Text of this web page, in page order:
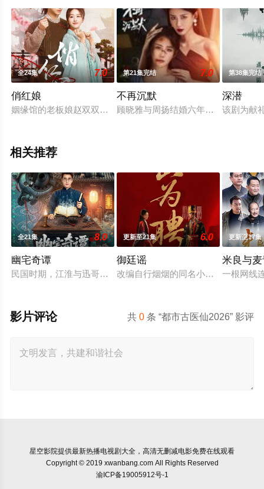
全24集 7.0
俏红娘
姻缘馆的老板娘赵双双有一双姻缘眼，能看到有缘人的红线，
第21集完结 7.0
不再沉默
顾晓雅与周扬结婚六年，为了照顾
第38集完结
深潜
该剧为献
相关推荐
全21集 8.0
幽宅奇谭
民国时期，江淮与迅哥组成说书班子，偶遇“白天人住屋，晚上
更新至21集 6.0
御廷谣
改编自行烟烟的同名小说。孟廷辉，
更新至17集
米良与
一根网线
共0 条 “都市古医仙2026” 影评
影片评论
星空影院提供最新热播电视剧大全，高清无删减电影免费在线观看
Copyright © 2019 xwanbang.com All Rights Reserved
渝ICP备19005912号-1